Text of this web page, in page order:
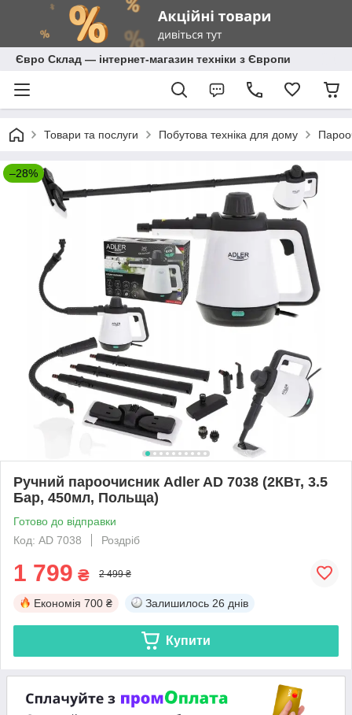
Євро Склад — інтернет-магазин техніки з Європи
Товари та послуги Побутова техніка для дому
–28%
Ручний пароочисник Adler AD 7038 (2КВт, 3.5
Бар, 450мл, Польща)
Готово до відправки
Код: AD 7038
Роздріб
1 799 ₴ 2 499 ₴
Економія 700 ₴ Залишилось 26 днів
Купити